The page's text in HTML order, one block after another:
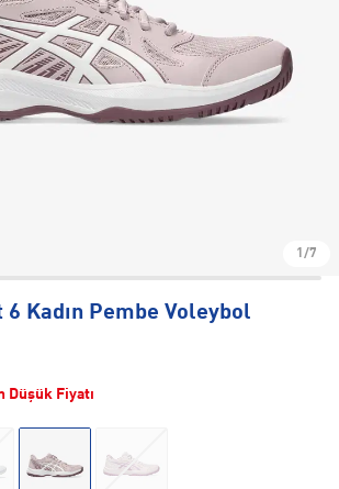
1/7
Kadın Pembe Voleybol
Düşük Fiyatı